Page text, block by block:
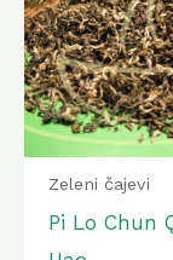
Zeleni čajevi
Pi Lo Chun